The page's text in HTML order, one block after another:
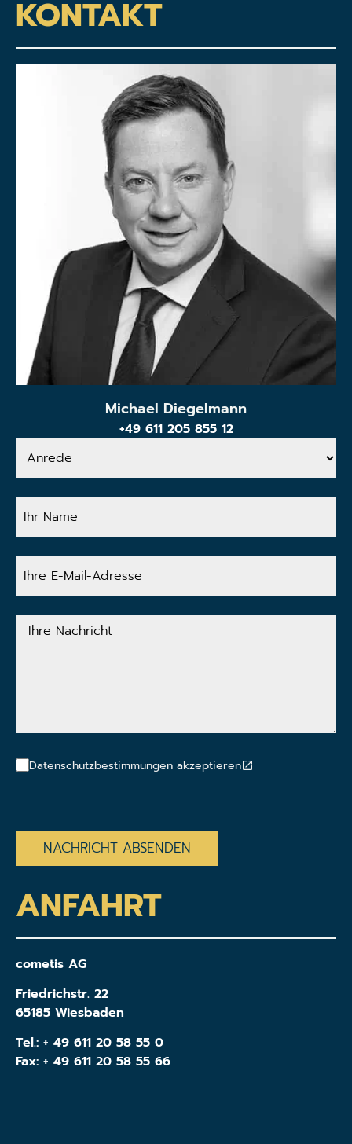
KONTAKT
Michael Diegelmann
+49 611 205 855 12
Anrede
Ihr
Name
Ihre
E-
Adresse
Ihre
Nachricht
Datenschutzbestimmungen akzeptieren
ANFAHRT
cometis AG
Friedrichstr. 22
65185 Wiesbaden
Tel.: + 49 611 20 58 55 0
Fax: + 49 611 20 58 55 66